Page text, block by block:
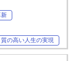
質の高い人生の実現